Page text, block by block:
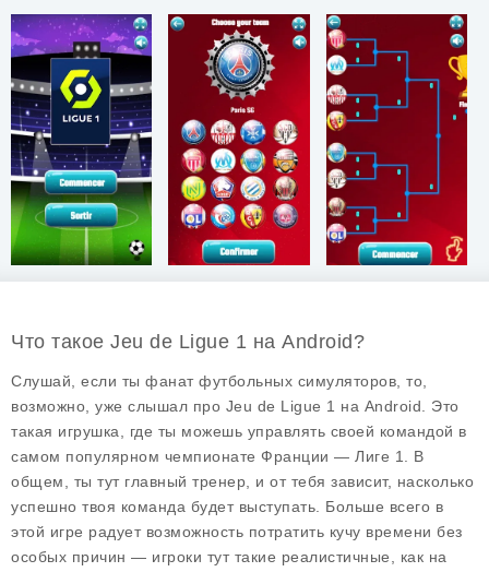
Что такое Jeu de Ligue 1 на Android?
Слушай, если ты фанат футбольных симуляторов, то,
возможно, уже слышал про Jeu de Ligue 1 на Android. Это
такая игрушка, где ты можешь управлять своей командой в
самом популярном чемпионате Франции — Лиге 1. В
общем, ты тут главный тренер, и от тебя зависит, насколько
успешно твоя команда будет выступать. Больше всего в
этой игре радует возможность потратить кучу времени без
особых причин — игроки тут такие реалистичные, как на